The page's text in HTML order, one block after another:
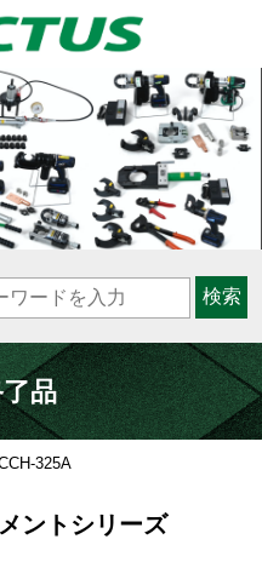
検索
品
325A
ントシリーズ